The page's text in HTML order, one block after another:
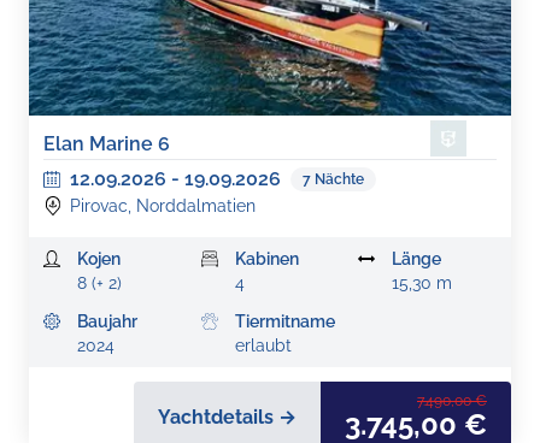
Elan Marine 6
12.09.2026 - 19.09.2026 7 Nächte
Pirovac, Norddalmatien
Kojen
8 (+ 2)
Kabinen
4
Länge
15,30 m
Baujahr
2024
Tiermitname
erlaubt
Yachtdetails →
7.490,00 €
3.745,00 €